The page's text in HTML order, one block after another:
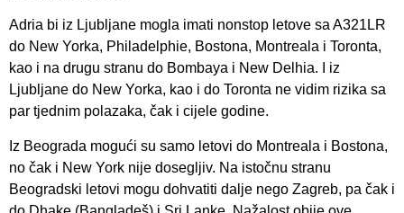
Adria bi iz Ljubljane mogla imati nonstop letove sa A321LR
do New Yorka, Philadelphie, Bostona, Montreala i Toronta,
kao i na drugu stranu do Bombaya i New Delhia. I iz
Ljubljane do New Yorka, kao i do Toronta ne vidim rizika sa
par tjednim polazaka, čak i cijele godine.
Iz Beograda mogući su samo letovi do Montreala i Bostona,
no čak i New York nije dosegljiv. Na istočnu stranu
Beogradski letovi mogu dohvatiti dalje nego Zagreb, pa čak i